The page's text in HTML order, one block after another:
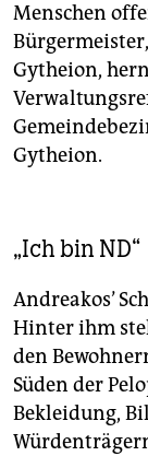
Menschen
Gytheion,
Gytheion.
„Ich bin ND“
Andreakos’
Hinter ihm
den
Süden der
Bekleidung,